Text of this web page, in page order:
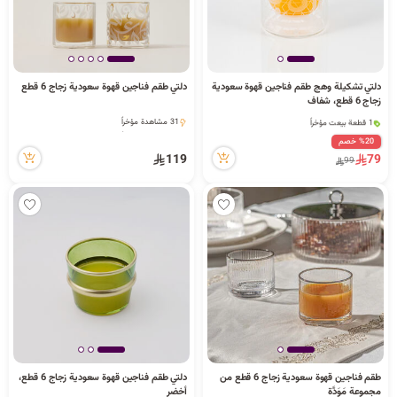
دلتي تشكيلة وهج طقم فناجين قهوة سعودية
زجاج 6 قطع، شفاف
1 قطعة بيعت مؤخراً
21 مشاهدة مؤخراً
1 قطعة بيعت مؤخراً
21 مشاهدة مؤخراً%20 خصم
79
99
دلتي طقم فناجين قهوة سعودية زجاج 6 قطع
31 مشاهدة مؤخراً
119
طقم فناجين قهوة سعودية زجاج 6 قطع من
مجموعة مَوَدَّة
1 كمية متوفرة
دلتي طقم فناجين قهوة سعودية زجاج 6 قطع،
أخضر
2 قطعة بيعت مؤخراً